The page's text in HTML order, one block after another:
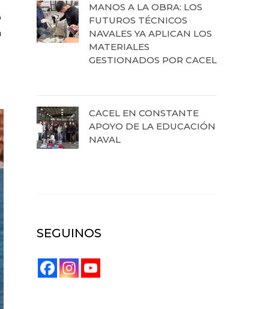
MANOS A LA OBRA: LOS
FUTUROS TÉCNICOS
NAVALES YA APLICAN LOS
MATERIALES
GESTIONADOS POR CACEL
CACEL EN CONSTANTE
APOYO DE LA EDUCACIÓN
NAVAL
SEGUINOS